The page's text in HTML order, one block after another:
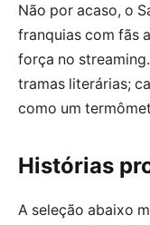
Não por acaso, o
franquias com fãs
força no
tramas literárias;
como um
Histórias
A seleção abaixo